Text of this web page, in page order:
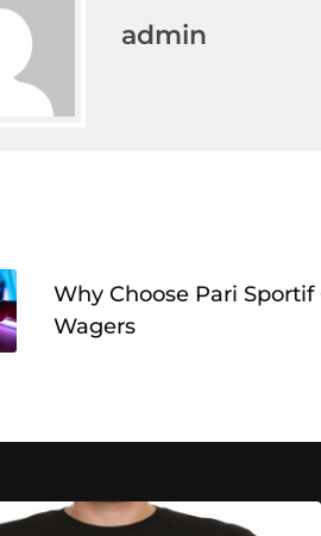
admin
Why Choose Pari
Wagers